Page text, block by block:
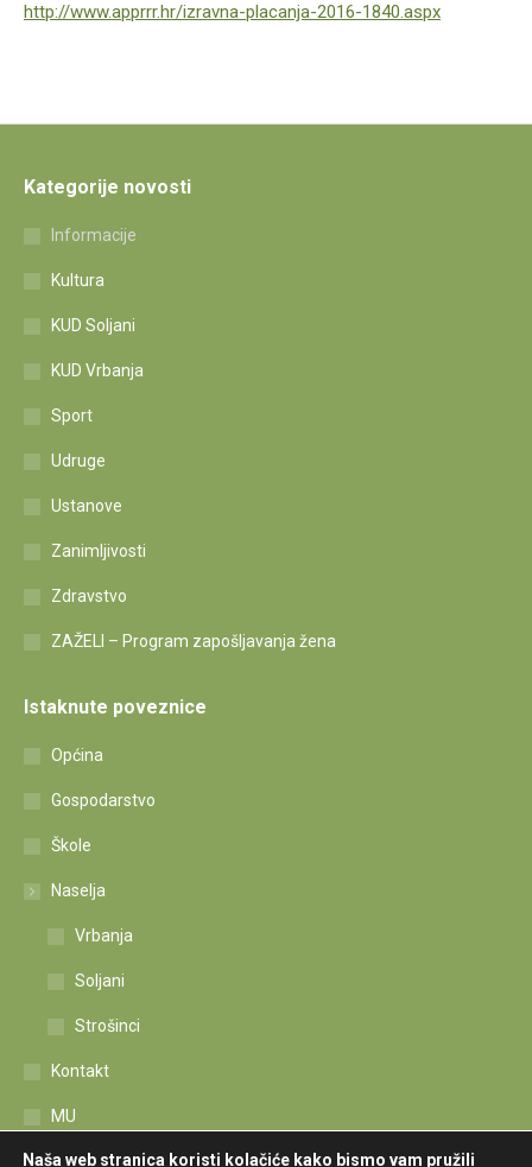
http://www.apprrr.hr/izravna-placanja-2016-1840.aspx
Kategorije novosti
Informacije
Kultura
KUD Soljani
KUD Vrbanja
Sport
Udruge
Ustanove
Zanimljivosti
Zdravstvo
ZAŽELI – Program zapošljavanja žena
Istaknute poveznice
Općina
Gospodarstvo
Škole
Naselja
Vrbanja
Soljani
Strošinci
Kontakt
MU
Izjava o pristupačnosti
Naša web stranica koristi kolačiće kako bismo vam pružili